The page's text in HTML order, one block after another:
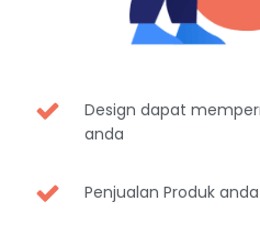
Design dapat
anda
Penjualan Produk